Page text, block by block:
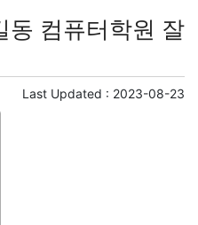
동 컴퓨터학원 잘
Last Updated : 2023-08-23